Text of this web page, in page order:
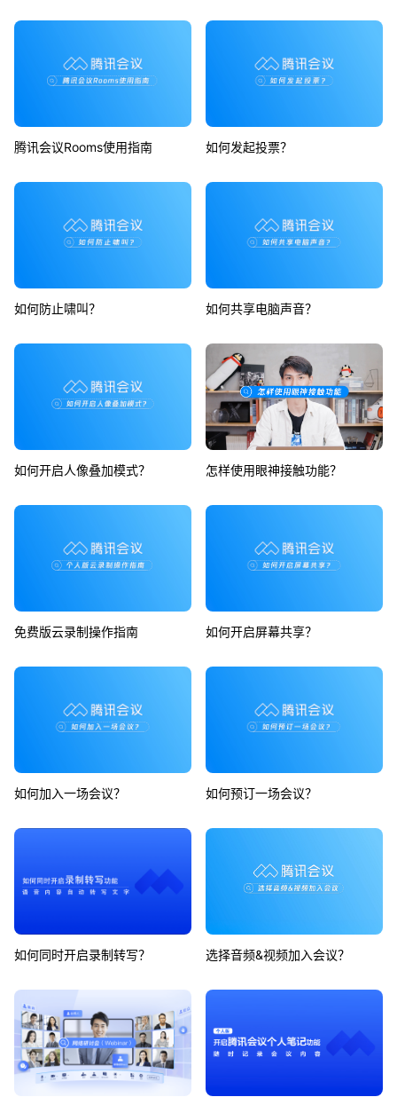
腾讯会议Rooms使用指南 如何发起投票？
如何防止啸叫？ 如何共享电脑声音？
如何开启人像叠加模式？ 怎样使用眼神接触功能？
免费版云录制操作指南 如何开启屏幕共享？
如何加入一场会议？ 如何预订一场会议？
如何同时开启录制转写？ 选择音频&视频加入会议？